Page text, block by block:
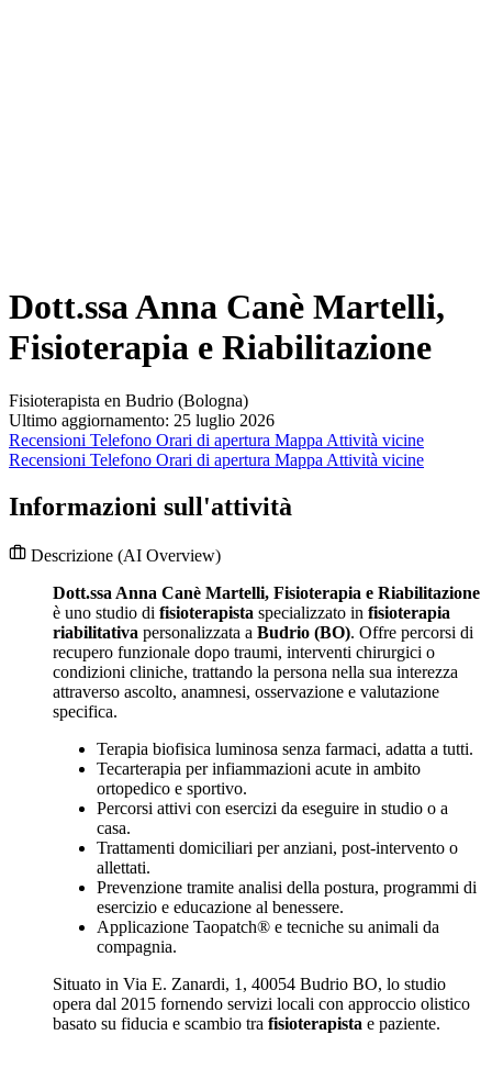
Dott.ssa Anna Canè Martelli,
Fisioterapia e Riabilitazione
Fisioterapista en Budrio (Bologna)
Ultimo aggiornamento: 25 luglio 2026
Recensioni Telefono Orari di apertura Mappa Attività vicine
Recensioni Telefono Orari di apertura Mappa Attività vicine
Informazioni sull'attività
Descrizione (AI Overview)
Dott.ssa Anna Canè Martelli, Fisioterapia e Riabilitazione
è uno studio di fisioterapista specializzato in fisioterapia
riabilitativa personalizzata a Budrio (BO). Offre percorsi di
recupero funzionale dopo traumi, interventi chirurgici o
condizioni cliniche, trattando la persona nella sua interezza
attraverso ascolto, anamnesi, osservazione e valutazione
specifica.
Terapia biofisica luminosa senza farmaci, adatta a tutti.
Tecarterapia per infiammazioni acute in ambito
ortopedico e sportivo.
Percorsi attivi con esercizi da eseguire in studio o a
casa.
Trattamenti domiciliari per anziani, post-intervento o
allettati.
Prevenzione tramite analisi della postura, programmi di
esercizio e educazione al benessere.
Applicazione Taopatch® e tecniche su animali da
compagnia.
Situato in Via E. Zanardi, 1, 40054 Budrio BO, lo studio
opera dal 2015 fornendo servizi locali con approccio olistico
basato su fiducia e scambio tra fisioterapista e paziente.